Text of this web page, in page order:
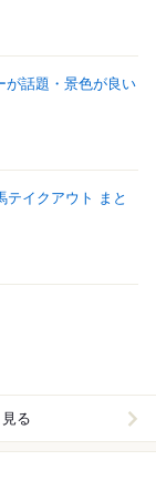
が話題・景色が良い
テイクアウト まと
る